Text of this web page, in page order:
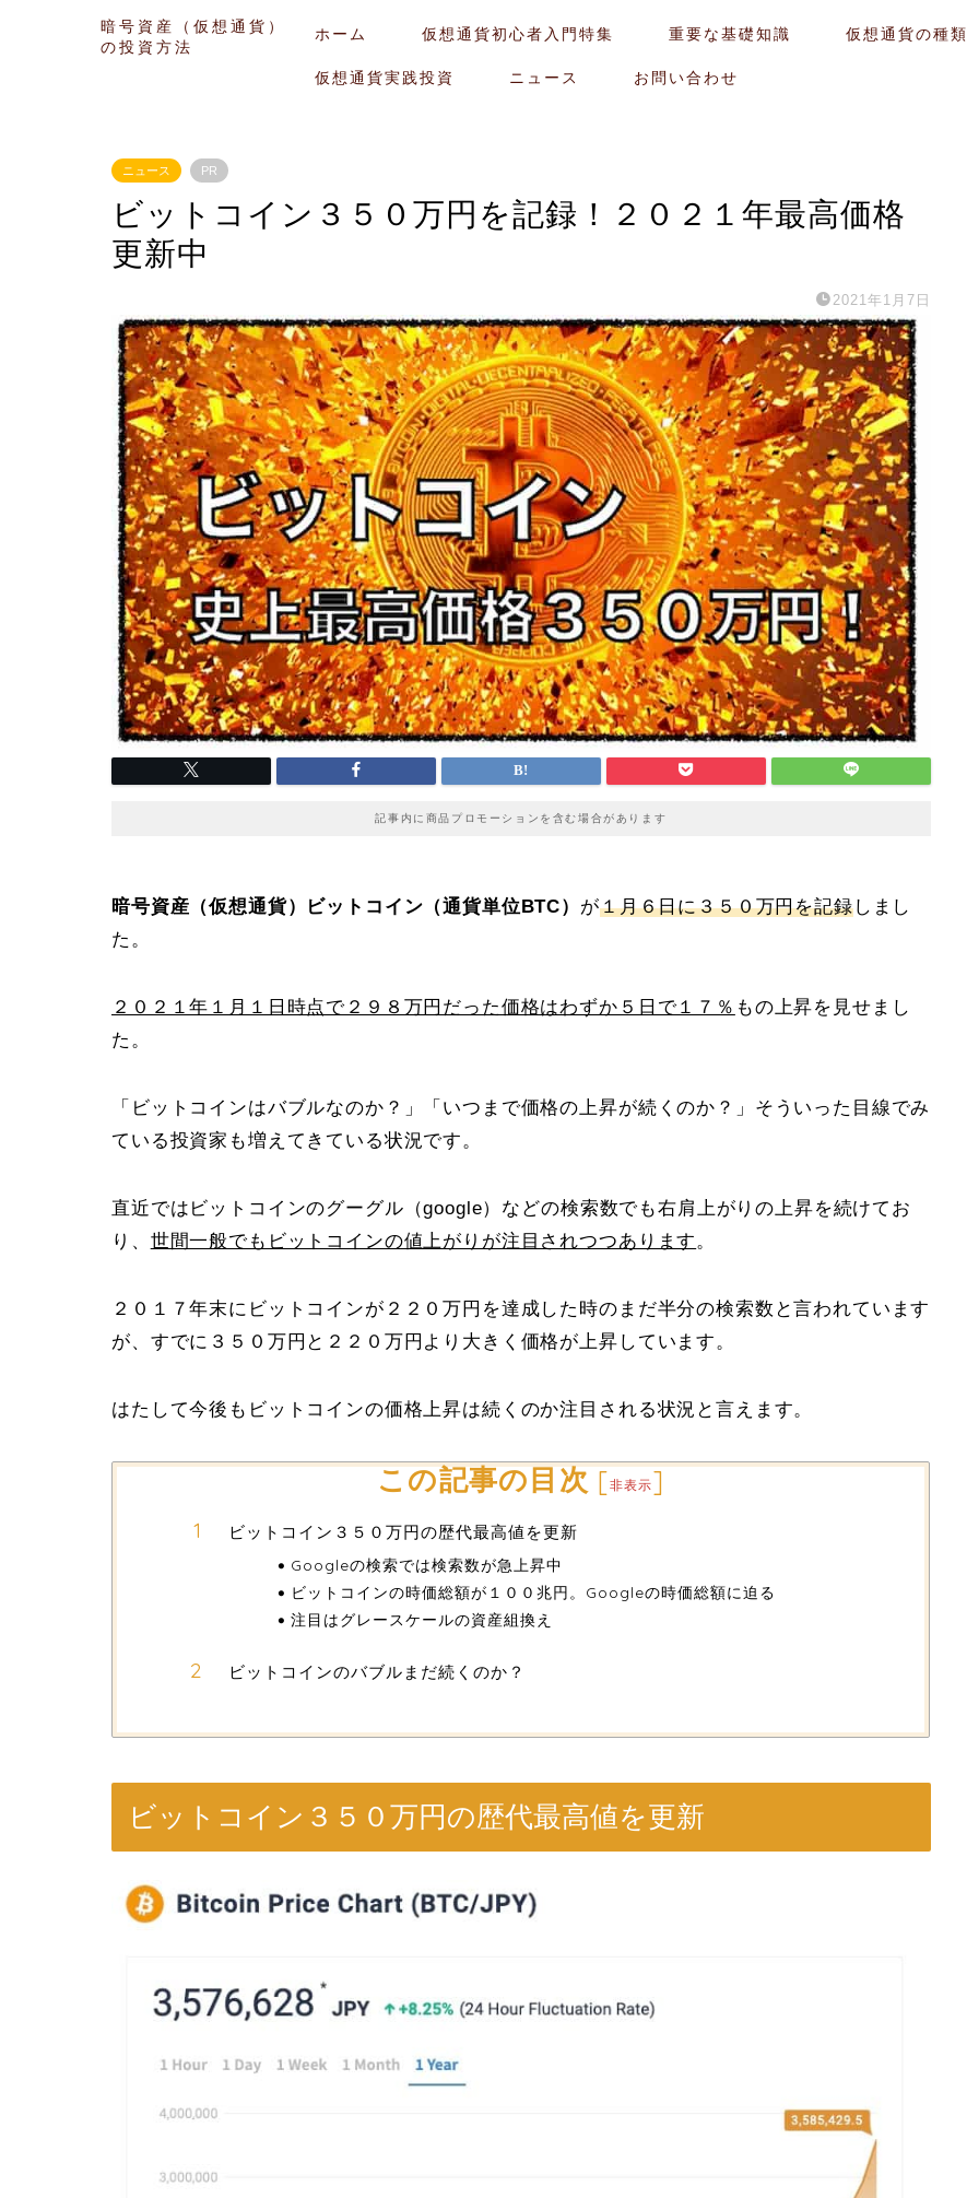
暗号資産（仮想通貨）
の投資方法
ホーム 仮想通貨初心者入門特集 重要な基礎知識 仮想通貨の種類
仮想通貨実践投資 ニュース お問い合わせ
ニュース PR
ビットコイン３５０万円を記録！２０２１年最高価格
更新中
2021年1月7日
記事内に商品プロモーションを含む場合があります
暗号資産（仮想通貨）ビットコイン（通貨単位BTC） が１月６日に３５０万円を記録しまし
た。
２０２１年１月１日時点で２９８万円だった価格はわずか５日で１７％ もの上昇を見せまし
た。
「ビットコインはバブルなのか？」「いつまで価格の上昇が続くのか？」そういった目線でみ
ている投資家も増えてきている状況です。
直近ではビットコインのグーグル（google）などの検索数でも右肩上がりの上昇を続けてお
り、 世間一般でもビットコインの値上がりが注目されつつあります 。
２０１７年末にビットコインが２２０万円を達成した時のまだ半分の検索数と言われています
が、すでに３５０万円と２２０万円より大きく価格が上昇しています。
はたして今後もビットコインの価格上昇は続くのか注目される状況と言えます。
この記事の目次 [非表示]
ビットコイン３５０万円の歴代最高値を更新
Googleの検索では検索数が急上昇中
ビットコインの時価総額が１００兆円。Googleの時価総額に迫る
注目はグレースケールの資産組換え
ビットコインのバブルまだ続くのか？
ビットコイン３５０万円の歴代最高値を更新